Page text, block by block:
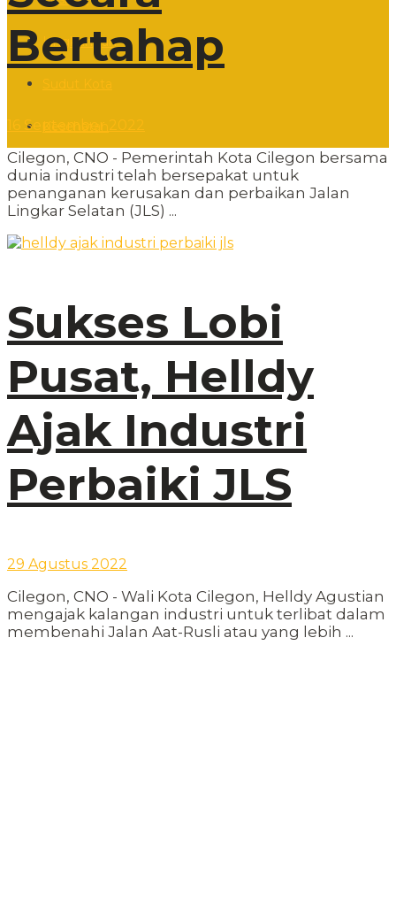
Lingkungan
Bertahap
16 September 2022
Cilegon, CNO - Pemerintah Kota Cilegon bersama
dunia industri telah bersepakat untuk
penanganan kerusakan dan perbaikan Jalan
Lingkar Selatan (JLS) ...
Sukses Lobi
Pusat, Helldy
Ajak Industri
Perbaiki JLS
29 Agustus 2022
Cilegon, CNO - Wali Kota Cilegon, Helldy Agustian
mengajak kalangan industri untuk terlibat dalam
membenahi Jalan Aat-Rusli atau yang lebih ...